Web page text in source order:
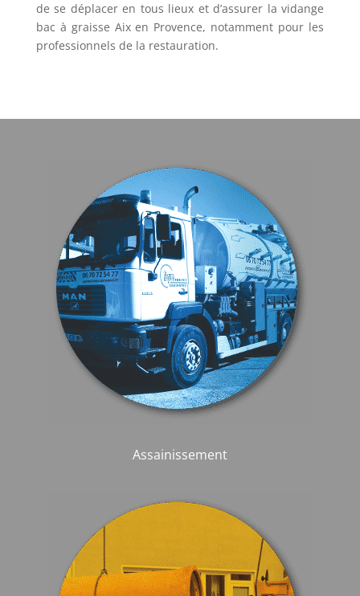
de se déplacer en tous lieux et d’assurer la vidange
bac à graisse Aix en Provence, notamment pour les
professionnels de la restauration.
Assainissement